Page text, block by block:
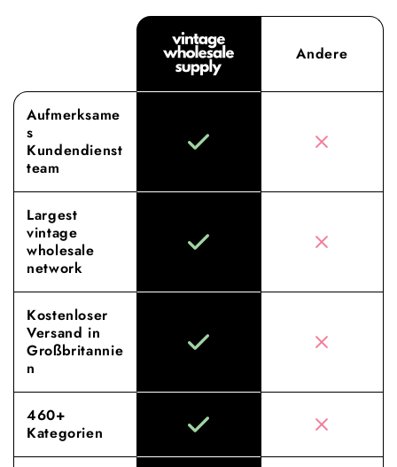
Andere
Aufmerksame
s
Kundendienst
team
Largest
vintage
wholesale
network
Kostenloser
Versand in
Großbritannie
n
460+
Kategorien